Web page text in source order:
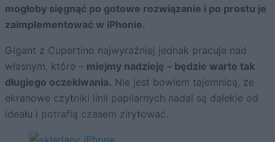
mogłoby sięgnąć po gotowe rozwiązanie i po prostu je
zaimplementować w iPhonie.
Gigant z Cupertino najwyraźniej jednak pracuje nad
własnym, które – miejmy nadzieję – będzie warte tak
długiego oczekiwania. Nie jest bowiem tajemnicą, że
ekranowe czytniki linii papilarnych nadal są dalekie od
ideału i potrafią czasem zirytować.